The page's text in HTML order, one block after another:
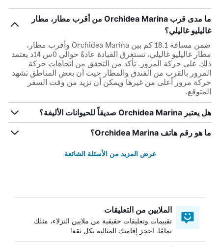
ما مدى قرب Orchidea Marina من أقرب مطار، مطار
غاليليو غاليلي؟
ضمن مسافة 18.1 كم بين Orchidea Marina وأقرب مطار،
مطار غاليليو غاليلي، تستغرق القيادة عادةً حوالي 0س 14د يعتمد
ذلك على حركة المرور. تأكد من التحقق من اتجاهات حركة
المرور بالقرب من الفندق والمطار حيث أن بعض المناطق تشهد
حركة مرور أعلى من غيرها ويمكن أن تزيد من وقت السفر
المتوقع.
هل يعتبر Orchidea Marina صديقاً للحيوانات الأليفة؟
ما هو رقم هاتف Orchidea Marina؟
عرض المزيد من الأسئلة الشائعة
الملايين من التعليقات
تقييمات وتعليقات حقيقية من ملايين النزلاء، مثلك
تمامًا. احجز إقامتك المثالية بكل ثقة!